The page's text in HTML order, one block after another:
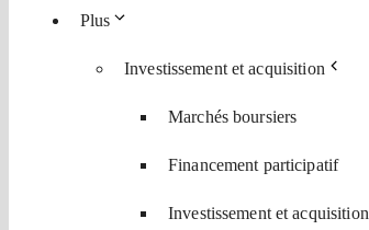
Plus
Investissement et acquisition
Marchés boursiers
Financement participatif
Investissement et acquisition